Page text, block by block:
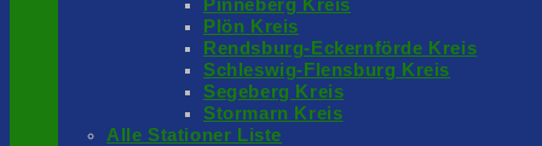
Pinneberg Kreis
Plön Kreis
Rendsburg-Eckernförde Kreis
Schleswig-Flensburg Kreis
Segeberg Kreis
Stormarn Kreis
Alle Stationer Liste